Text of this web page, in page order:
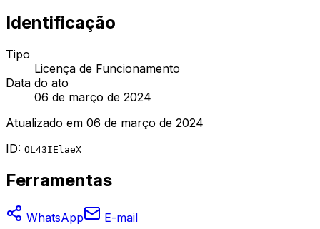
Identificação
Tipo
Licença de Funcionamento
Data do ato
06 de março de 2024
Atualizado em 06 de março de 2024
ID: OL43IElaeX
Ferramentas
WhatsApp
E-mail